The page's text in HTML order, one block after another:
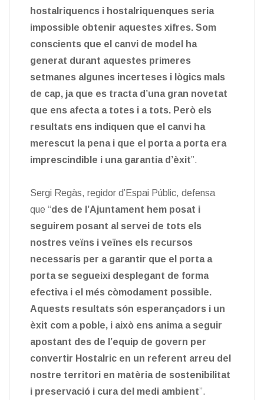
hostalriquencs i hostalriquenques seria
impossible obtenir aquestes xifres. Som
conscients que el canvi de model ha
generat durant aquestes primeres
setmanes algunes incerteses i lògics mals
de cap, ja que es tracta d’una gran novetat
que ens afecta a totes i a tots. Però els
resultats ens indiquen que el canvi ha
merescut la pena i que el porta a porta era
imprescindible i una garantia d’èxit”.
Sergi Regàs, regidor d’Espai Públic, defensa
que “des de l’Ajuntament hem posat i
seguirem posant al servei de tots els
nostres veïns i veïnes els recursos
necessaris per a garantir que el porta a
porta se segueixi desplegant de forma
efectiva i el més còmodament possible.
Aquests resultats són esperançadors i un
èxit com a poble, i això ens anima a seguir
apostant des de l’equip de govern per
convertir Hostalric en un referent arreu del
nostre territori en matèria de sostenibilitat
i preservació i cura del medi ambient”.